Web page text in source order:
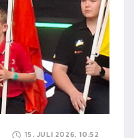
15. JULI 2026, 10:52